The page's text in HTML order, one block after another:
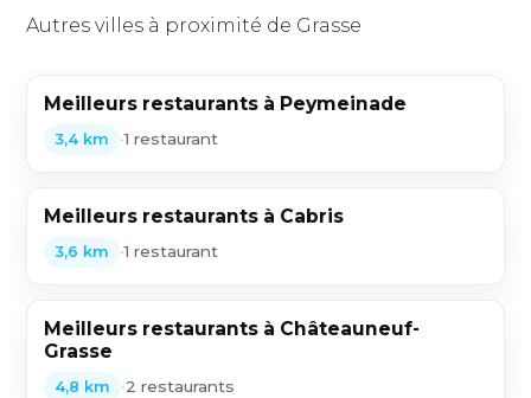
Autres villes à proximité de Grasse
Meilleurs restaurants à Peymeinade
3,4 km •1 restaurant
Meilleurs restaurants à Cabris
3,6 km •1 restaurant
Meilleurs restaurants à Châteauneuf-
Grasse
4,8 km •2 restaurants